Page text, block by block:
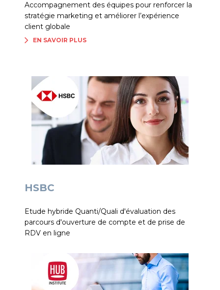
Accompagnement des équipes pour renforcer la
stratégie marketing et améliorer l’expérience
client globale
EN SAVOIR PLUS
HSBC
Etude hybride Quanti/Quali d'évaluation des
parcours d'ouverture de compte et de prise de
RDV en ligne